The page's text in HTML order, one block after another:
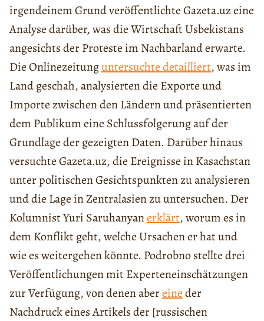
irgendeinem Grund veröffentlichte Gazeta.uz eine
Analyse darüber, was die Wirtschaft Usbekistans
angesichts der Proteste im Nachbarland erwarte.
Die Onlinezeitunguntersuchte detailliert, was im
Land geschah, analysierten die Exporte und
Importe zwischen den Ländern und präsentierten
dem Publikum eine Schlussfolgerung auf der
Grundlage der gezeigten Daten. Darüber hinaus
versuchte Gazeta.uz, die Ereignisse in Kasachstan
unter politischen Gesichtspunkten zu analysieren
und die Lage in Zentralasien zu untersuchen. Der
Kolumnist Yuri Saruhanyanerklärt, worum es in
dem Konflikt geht, welche Ursachen er hat und
wie es weitergehen könnte. Podrobno stellte drei
Veröffentlichungen mit Experteneinschätzungen
zur Verfügung, von denen abereineder
Nachdruck eines Artikels der [russischen